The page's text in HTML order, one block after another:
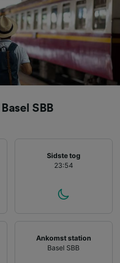
SBB
Sidste tog
23:54
Ankomst station
Basel SBB
har bedt os om ikke at
data for at
Aktivt scanne
identifikation.